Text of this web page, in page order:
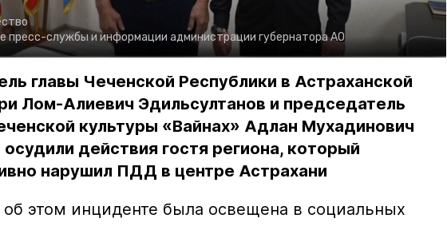
пресс-службы и информации администрации губернатора АО
главы Чеченской Республики в Астраханской
Лом-Алиевич Эдильсултанов и председатель
культуры «Вайнах» Адлан Мухадинович
осудили действия гостя региона, который
нарушил ПДД в центре Астрахани
этом инциденте была освещена в социальных